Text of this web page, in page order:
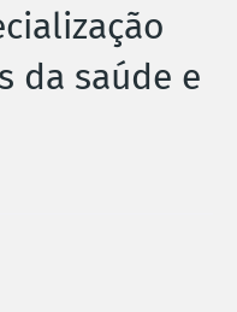
da saúde e